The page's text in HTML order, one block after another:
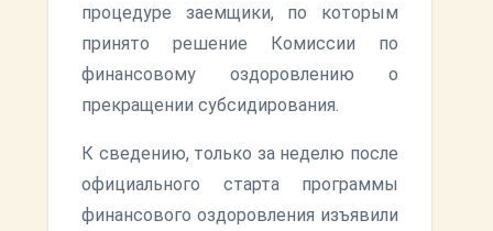
процедуре заемщики, по которым
принято решение Комиссии по
финансовому оздоровлению о
прекращении субсидирования.
К сведению, только за неделю после
официального старта программы
финансового оздоровления изъявили